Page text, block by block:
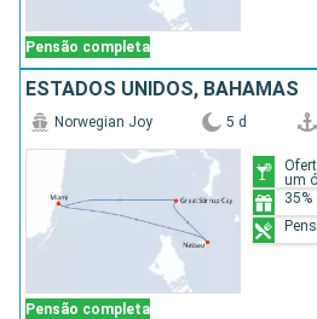
Pensão completa
ESTADOS UNIDOS, BAHAMAS
Pensão completa
Norwegian Joy 5 d
um